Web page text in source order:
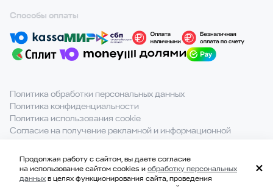
Способы оплаты
Политика обработки персональных данных
Политика конфиденциальности
Политика использования cookie
Согласие на получение рекламной и информационной
При полном или частичном использовании материалов с
сайта ссылка на источник обязательна.
Продолжая работу с сайтом, вы даете согласие
на использование сайтом cookies иобработку персональных
данныхв целях функционирования сайта, проведения